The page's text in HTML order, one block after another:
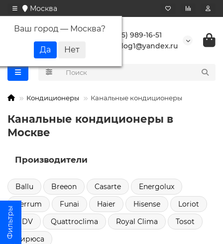
Москва
Ваш город — Москва?
+7 (495) 989-16-51
buranlog1@yandex.ru
Кондиционеры Канальные кондиционеры
Канальные кондиционеры в
Москве
Производители
Ballu Breeon Casarte
Energolux
Ferrum
Funai Haier Hisense
Loriot
MDV
Quattroclima Royal Clima
Tosot
Бирюса